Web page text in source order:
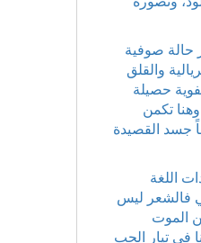
حالة صوفية
والقلق
حصيلة
تكمن
جسد القصيدة
اللغة
فالشعر ليس
الموت
في تيار الحب